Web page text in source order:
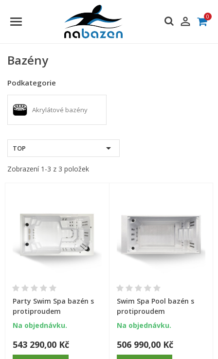
 0
Bazény
Podkategorie
Akrylátové bazény
TOP 
Zobrazení 1-3 z 3 položek
Party Swim Spa bazén s
protiproudem
Na objednávku.
543 290,00 Kč
Swim Spa Pool bazén s
protiproudem
Na objednávku.
506 990,00 Kč